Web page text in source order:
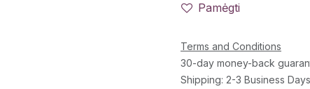
Pamėgti
Terms and Conditions
30-day money-back
Shipping: 2-3 Business Days